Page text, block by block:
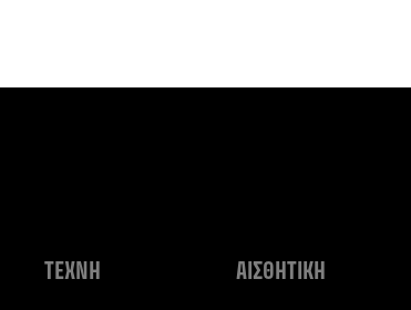
ΤΕΧΝΗ ΑΙΣΘΗΤΙΚΗ